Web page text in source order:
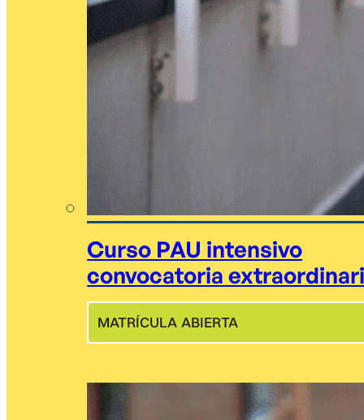
Curso PAU intensivo
convocatoria
MATRÍCULA ABIERTA